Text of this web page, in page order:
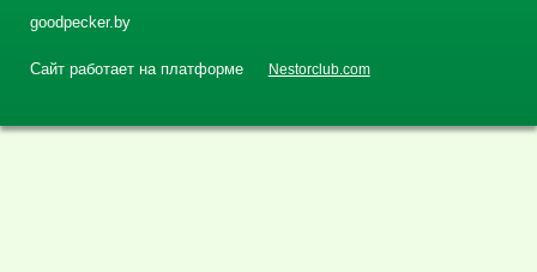
goodpecker.by
Сайт работает на платформе Nestorclub.com